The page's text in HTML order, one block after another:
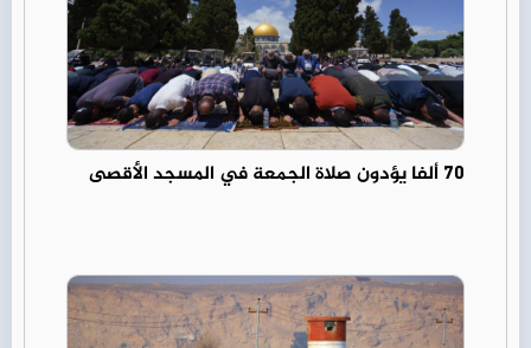
70 ألفا يؤدون صلاة الجمعة في المسجد الأقصى